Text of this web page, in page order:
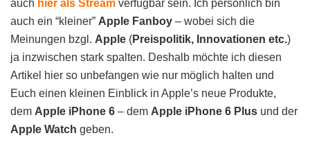
auch hier als Stream verfügbar sein. Ich persönlich bin
auch ein “kleiner” Apple Fanboy – wobei sich die
Meinungen bzgl. Apple (Preispolitik, Innovationen etc.)
ja inzwischen stark spalten. Deshalb möchte ich diesen
Artikel hier so unbefangen wie nur möglich halten und
Euch einen kleinen Einblick in Apple’s neue Produkte,
dem Apple iPhone 6 – dem Apple iPhone 6 Plus und der
Apple Watch geben.